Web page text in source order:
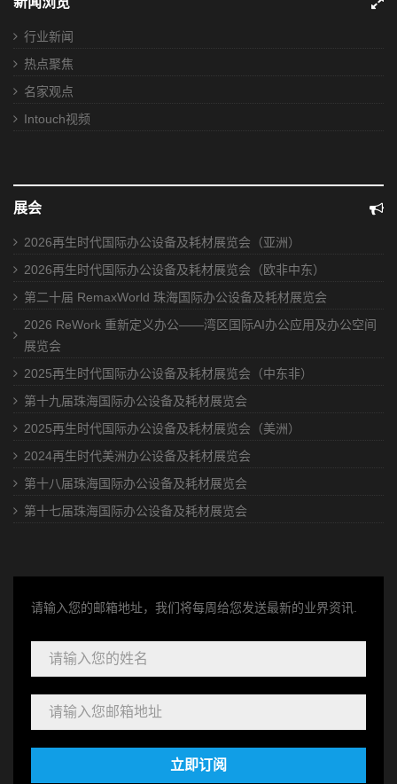
行业新闻
热点聚焦
名家观点
Intouch视频
展会
2026再生时代国际办公设备及耗材展览会（亚洲）
2026再生时代国际办公设备及耗材展览会（欧非中东）
第二十届 RemaxWorld 珠海国际办公设备及耗材展览会
2026 ReWork 重新定义办公——湾区国际AI办公应用及办公空间
展览会
2025再生时代国际办公设备及耗材展览会（中东非）
第十九届珠海国际办公设备及耗材展览会
2025再生时代国际办公设备及耗材展览会（美洲）
2024再生时代美洲办公设备及耗材展览会
第十八届珠海国际办公设备及耗材展览会
第十七届珠海国际办公设备及耗材展览会
请输入您的邮箱地址，我们将每周给您发送最新的业界资讯.
立即订阅